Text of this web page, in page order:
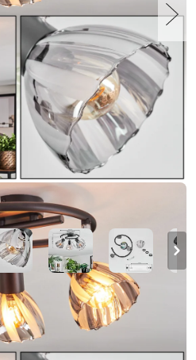
Chroom,